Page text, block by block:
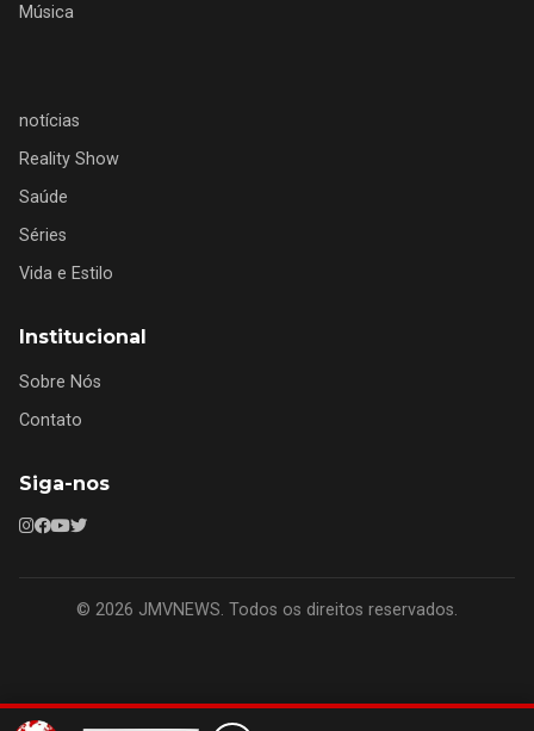
Música
notícias
Reality Show
Saúde
Séries
Vida e Estilo
Institucional
Sobre Nós
Contato
Siga-nos
© 2026 JMVNEWS. Todos os direitos reservados.